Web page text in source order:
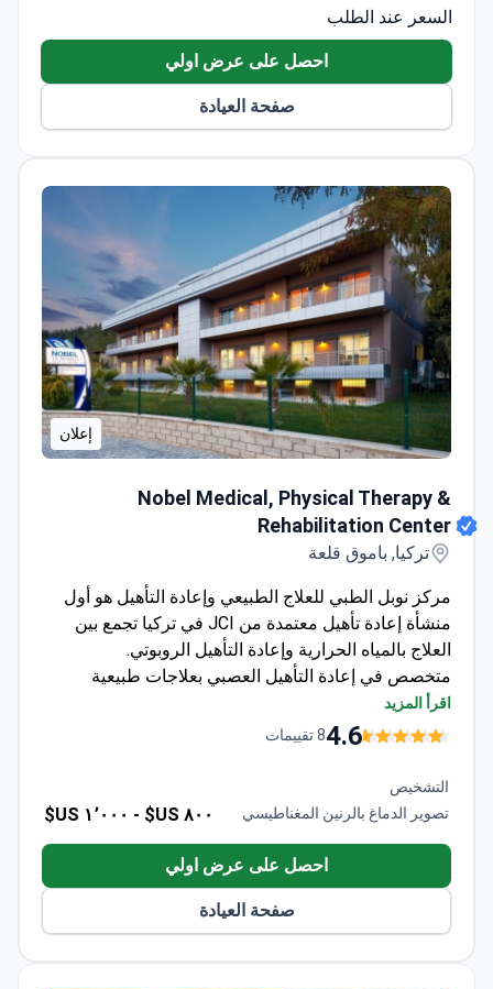
والمعرفة. تقود العيادة الطريق في قطاع السياحة الصحية
من خلال تبني القيم الأخلاقية القائمة على الجودة. يقدم
الفريق الودود في عيادة سوراكا ميد خدمات شاملة، بما في
ذلك العلاج والإقامة والنقل، مما يضمن رضا المرضى
وسعادتهم. كل مريض هو جزء من عائلة سوراكا ميد. يركز
السعر عند الطلب
احصل على عرض اولي
صفحة العيادة
إعلان
Nobel Medical, Physical Therapy &
Rehabilitation Center
تركيا, باموق قلعة
مركز نوبل الطبي للعلاج الطبيعي وإعادة التأهيل هو أول
منشأة إعادة تأهيل معتمدة من JCI في تركيا تجمع بين
العلاج بالمياه الحرارية وإعادة التأهيل الروبوتي.
متخصص في إعادة التأهيل العصبي بعلاجات طبيعية
مثل العلاج بالاستحمام (بالنيوثيرابي) وتطبيقات الطين
العلاجي
التقليدي والعلاج المائي
يوفر باقات علاجية مخصصة لمدة 26 يوماً تشمل
اقرأ المزيد
4.68 تقييمات
التشخيص
تصوير الدماغ بالرنين المغناطيسي
٨٠٠ US$ - ١٬٠٠٠ US$
احصل على عرض اولي
صفحة العيادة